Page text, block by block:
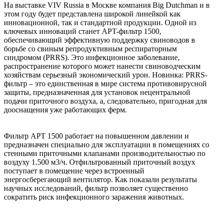
На выставке VIV Russia в Москве компания Big Dutchman и в
этом году будет представлена широкой линейкой как
инновационной, так и стандартной продукции. Одной из
ключевых инноваций станет APT-фильтр 1500,
обеспечивающий эффективную поддержку свиноводов в
борьбе со свиным репродуктивным респираторным
синдромом (PRRS). Это инфекционное заболевание,
распространение которого может нанести свиноводческим
хозяйствам серьезный экономический урон. Новинка: PRRS-
фильтр – это единственная в мире система противовирусной
защиты, предназначенная для установок нецентральной
подачи приточного воздуха, а, следовательно, пригодная для
дооснащения уже работающих ферм.
Фильтр APT 1500 работает на повышенном давлении и
предназначен специально для эксплуатации в помещениях со
стенными приточными клапанами производительностью по
воздуху 1.500 м3/ч. Отфильтрованный приточный воздух
поступает в помещение через встроенный
энергосберегающий вентилятор. Как показали результаты
научных исследований, фильтр позволяет существенно
сократить риск инфекционного заражения животных.